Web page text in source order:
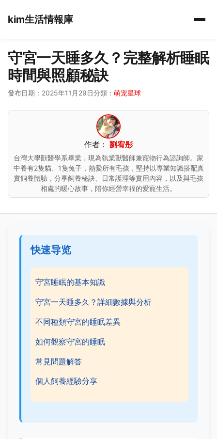
kim生活情報庫
守宮一天睡多久？完整解析睡眠
時間與照顧秘訣
發布日期：2025年11月29日分類： 萌宠星球
作者： 劉宥彤
台灣大學獸醫學系畢業，現為執業獸醫師兼寵物行為諮詢師。家
中養有2隻貓、1隻兔子，熱愛所有毛孩，堅持以專業知識搭配真
實飼養體驗，分享飼養秘訣、日常護理等實用內容，以及與毛孩
相處的暖心故事，陪你經營幸福的愛寵生活。
快速导览
守宮睡眠的基本知識
守宮一天睡多久？詳細數據與分析
不同種類守宮的睡眠差異
如何觀察守宮的睡眠
常見問題解答
個人飼養經驗分享